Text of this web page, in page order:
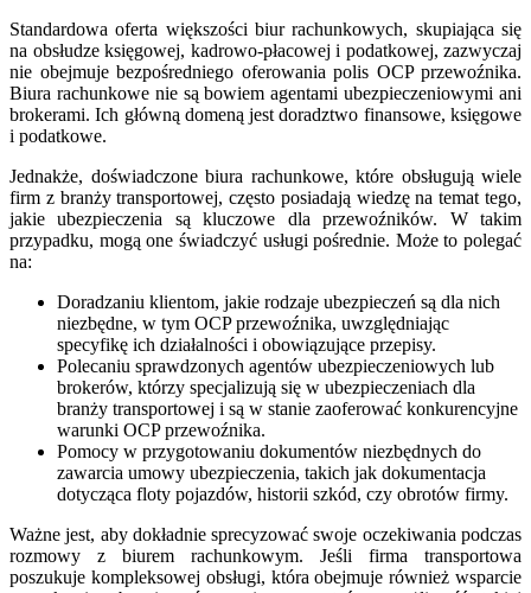
Standardowa oferta większości biur rachunkowych, skupiająca się
na obsłudze księgowej, kadrowo-płacowej i podatkowej, zazwyczaj
nie obejmuje bezpośredniego oferowania polis OCP przewoźnika.
Biura rachunkowe nie są bowiem agentami ubezpieczeniowymi ani
brokerami. Ich główną domeną jest doradztwo finansowe, księgowe
i podatkowe.
Jednakże, doświadczone biura rachunkowe, które obsługują wiele
firm z branży transportowej, często posiadają wiedzę na temat tego,
jakie ubezpieczenia są kluczowe dla przewoźników. W takim
przypadku, mogą one świadczyć usługi pośrednie. Może to polegać
na:
Doradzaniu klientom, jakie rodzaje ubezpieczeń są dla nich
niezbędne, w tym OCP przewoźnika, uwzględniając
specyfikę ich działalności i obowiązujące przepisy.
Polecaniu sprawdzonych agentów ubezpieczeniowych lub
brokerów, którzy specjalizują się w ubezpieczeniach dla
branży transportowej i są w stanie zaoferować konkurencyjne
warunki OCP przewoźnika.
Pomocy w przygotowaniu dokumentów niezbędnych do
zawarcia umowy ubezpieczenia, takich jak dokumentacja
dotycząca floty pojazdów, historii szkód, czy obrotów firmy.
Ważne jest, aby dokładnie sprecyzować swoje oczekiwania podczas
rozmowy z biurem rachunkowym. Jeśli firma transportowa
poszukuje kompleksowej obsługi, która obejmuje również wsparcie